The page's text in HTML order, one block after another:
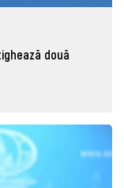
două